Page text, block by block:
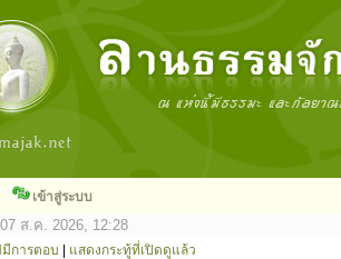
เข้าสู่ระบบ
ส.ค. 2026, 12:28
การตอบ แสดงกระทู้ที่เปิดดูแล้ว